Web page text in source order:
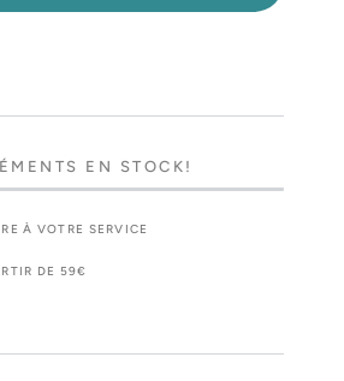
EN STOCK!
À VOTRE SERVICE
DE 59€